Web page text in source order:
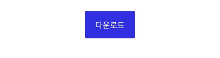
다운로드